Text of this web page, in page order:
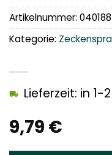
9,79 €
Lieferzeit: in
Artikelnummer:
Kategorie: